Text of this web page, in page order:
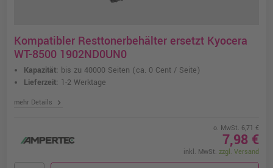
Kompatibler Resttonerbehälter ersetzt Kyocera
WT-8500 1902ND0UN0
Kapazität: bis zu 40000 Seiten (ca. 0 Cent / Seite)
Lieferzeit: 1-2 Werktage
mehr Details chevron_right
o. MwSt. 6,71 €
7,98 €
inkl. MwSt. zzgl. Versand